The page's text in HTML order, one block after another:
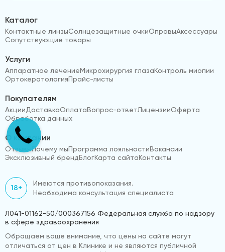
Каталог
Контактные линзыСолнцезащитные очкиОправыАксессуары
Сопутствующие товары
Услуги
Аппаратное лечениеМикрохирургия глазаКонтроль миопии
ОртокератологияПрайс-листы
Покупателям
АкцииДоставкаОплатаВопрос-ответЛицензииОферта
Обработка данных
О компании
ОтзывыПочему мыПрограмма лояльностиВакансии
Эксклюзивный брендБлогКарта сайтаКонтакты
18+
Имеются противопоказания.
Необходима консультация специалиста
Л041-01162-50/000367156 Федеральная служба по надзору
в сфере здравоохранения
Обращаем ваше внимание, что цены на сайте могут
отличаться от цен в Клинике и не являются публичной